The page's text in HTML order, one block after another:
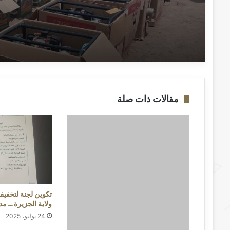
مقالات ذات صلة
تكوين لجنة
ولاية الجزيرة
24 يوليو، 2025